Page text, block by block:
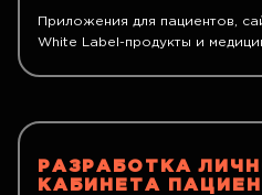
Приложения для пациентов,
White Label-продукты и
РАЗРАБОТКА
КАБИНЕТА